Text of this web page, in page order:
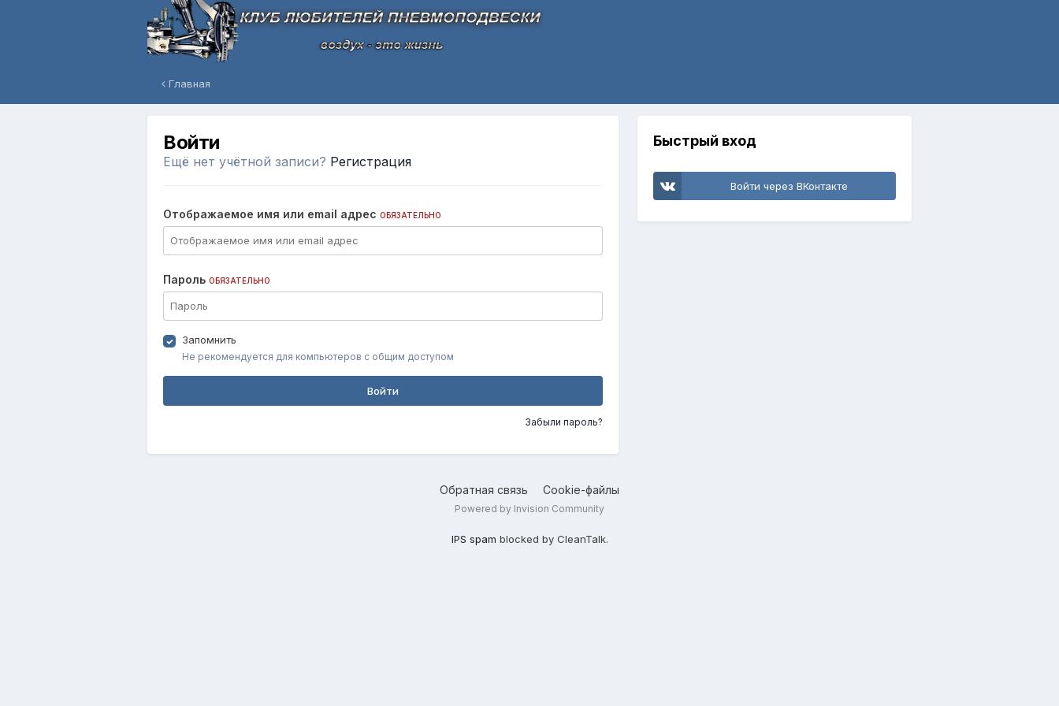
Главная
Войти
Ещё нет учётной записи? Регистрация
Отображаемое имя или email адрес ОБЯЗАТЕЛЬНО
Пароль ОБЯЗАТЕЛЬНО
Запомнить
Не рекомендуется для компьютеров с общим доступом
Войти
Забыли пароль?
Быстрый вход
Войти через ВКонтакте
Обратная связь Cookie-файлы
Powered by Invision Community
IPS spam blocked by CleanTalk.